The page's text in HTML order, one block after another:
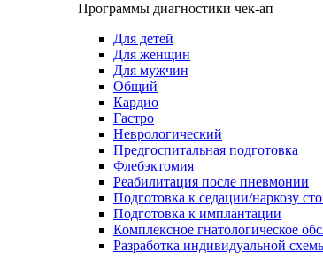
Программы диагностики чек-ап
Для детей
Для женщин
Для мужчин
Общий
Кардио
Гастро
Неврологический
Предгоспитальная подготовка
Флебэктомия
Реабилитация после пневмонии
Подготовка к седации/наркозу
Подготовка к имплантации
Комплексное гнатологическое
Разработка индивидуальной